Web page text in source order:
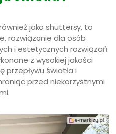
jako shuttersy, to
rozwiązanie dla osób
i estetycznych rozwiązań
z wysokiej jakości
przepływu światła i
przed niekorzystnymi